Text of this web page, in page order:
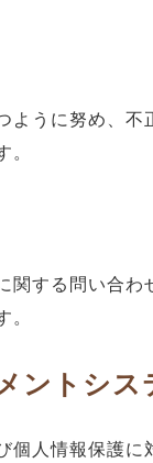
うに努め、不
。
関する問い合わ
。
ントシス
人情報保護に